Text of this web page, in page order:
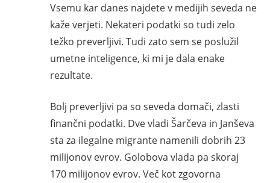
Vsemu kar danes najdete v medijih seveda ne
kaže verjeti. Nekateri podatki so tudi zelo
težko preverljivi. Tudi zato sem se poslužil
umetne inteligence, ki mi je dala enake
rezultate.
Bolj preverljivi pa so seveda domači, zlasti
finančni podatki. Dve vladi Šarčeva in Janševa
sta za ilegalne migrante namenili dobrih 23
milijonov evrov. Golobova vlada pa skoraj
170 milijonov evrov. Več kot zgovorna